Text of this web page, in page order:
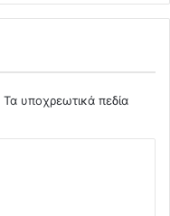
Τα υποχρεωτικά πεδία